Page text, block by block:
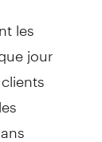
les
jour